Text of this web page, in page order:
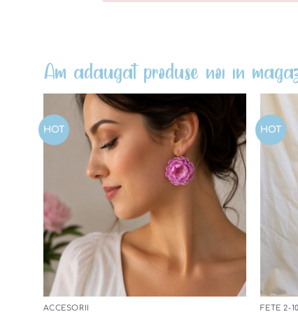
Am adaugat produse noi in
HOT
ACCESORII
HOT
FETE 2-